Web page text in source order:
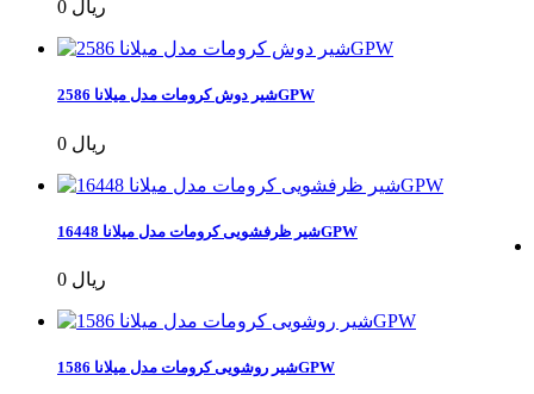
0 ریال
شیر دوش کرومات مدل میلانا 2586GPW
0 ریال
شیر ظرفشویی کرومات مدل میلانا 16448GPW
0 ریال
شیر روشویی کرومات مدل میلانا 1586GPW